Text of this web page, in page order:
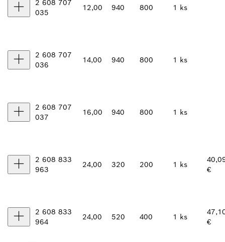
2 608 707
035
12,00 940 800 1 ks
2 608 707
036
14,00 940 800 1 ks
2 608 707
037
16,00 940 800 1 ks
2 608 833
963
24,00 320 200 1 ks
€
2 608 833
964
24,00 520 400 1 ks
€